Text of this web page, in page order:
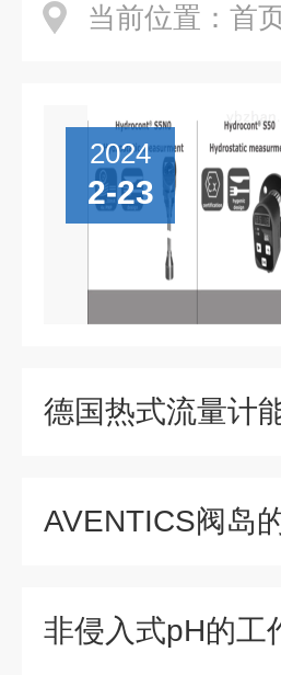
当前位置： 首
2024
2-23
AVENTICS阀岛
非侵入式pH的工